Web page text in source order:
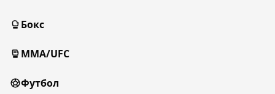
Бокс
MMA/UFC
Футбол